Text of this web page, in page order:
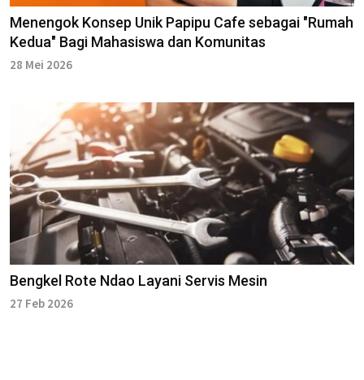
Menengok Konsep Unik Papipu Cafe sebagai "Rumah
Kedua" Bagi Mahasiswa dan Komunitas
28 Mei 2026
Bengkel Rote Ndao Layani Servis Mesin
27 Feb 2026